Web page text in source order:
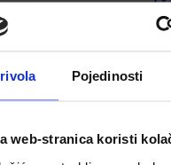
Pojedinosti
web-stranica koristi